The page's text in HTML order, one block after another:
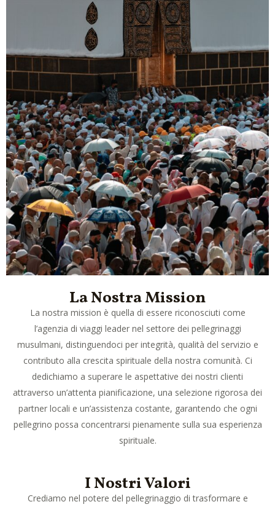
La Nostra Mission
La nostra mission è quella di essere riconosciuti come
l’agenzia di viaggi leader nel settore dei pellegrinaggi
musulmani, distinguendoci per integrità, qualità del servizio e
contributo alla crescita spirituale della nostra comunità. Ci
dedichiamo a superare le aspettative dei nostri clienti
attraverso un’attenta pianificazione, una selezione rigorosa dei
partner locali e un’assistenza costante, garantendo che ogni
pellegrino possa concentrarsi pienamente sulla sua esperienza
spirituale.
I Nostri Valori
Crediamo nel potere del pellegrinaggio di trasformare e